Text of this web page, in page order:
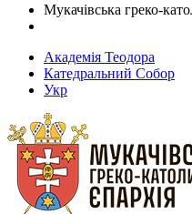
Мукачівська греко-
Академія Теодора
Катедральний Собор
Укр